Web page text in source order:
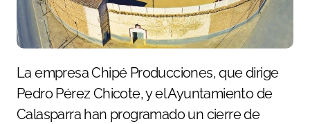
La empresa Chipé Producciones, que dirige
Pedro Pérez Chicote, y el Ayuntamiento de
Calasparra han programado un cierre de